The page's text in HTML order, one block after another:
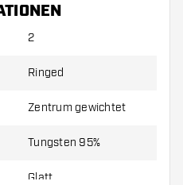
kommen mit:
2
Ringed
Zentrum gewichtet
Tungsten 95%
Glatt